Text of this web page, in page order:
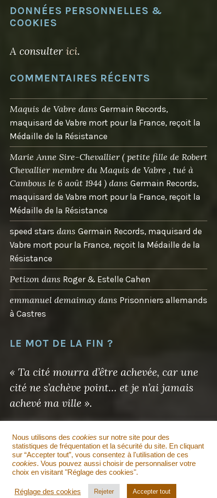
DONNÉES PERSONNELLES &
COOKIES
A consulter ici.
COMMENTAIRES RÉCENTS
Maquis de Vabre dans Germain Records,
maquisard de Vabre mort pour la France, reçoit la
Médaille de la Résistance
Marie Anne Sire-Chevallier ( petite fille de Robert
Chevallier membre du Maquis de Vabre , tué à
Cambous le 6 août 1944 ) dans Germain Records,
maquisard de Vabre mort pour la France, reçoit la
Médaille de la Résistance
speed stars dans Germain Records, maquisard de
Vabre mort pour la France, reçoit la Médaille de la
Résistance
Petizon dans Roger & Estelle Cahen
emmanuel demaimay dans Prisonniers allemands
à Castres
LE MOT DE LA FIN ?
« Ta cité mourra d’être achevée, car une
cité ne s’achève point… et je n’ai jamais
achevé ma ville ».
Antoine de Saint-Exupéry
Il en sera de même pour ce site…
Nous utilisons des cookies sur notre site pour des
statistiques de fréquentation et la sécurité du site. En cliquant
sur “Accepter tout”, vous consentez à l'utilisation de ces
cookies. Vous pouvez aussi choisir de personnaliser votre
choix en visitant "Réglage des cookies".
Réglage des cookies Rejeter Accepter tout